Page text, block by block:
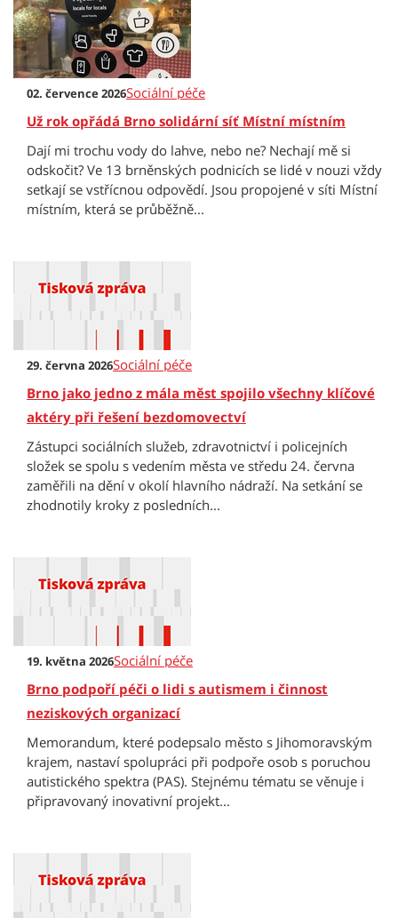
02. července 2026Sociální péče
Už rok opřádá Brno solidární síť Místní místním
Dají mi trochu vody do lahve, nebo ne? Nechají mě si
odskočit? Ve 13 brněnských podnicích se lidé v nouzi vždy
setkají se vstřícnou odpovědí. Jsou propojené v síti Místní
místním, která se průběžně...
29. června 2026Sociální péče
Brno jako jedno z mála měst spojilo všechny klíčové
aktéry při řešení bezdomovectví
Zástupci sociálních služeb, zdravotnictví i policejních
složek se spolu s vedením města ve středu 24. června
zaměřili na dění v okolí hlavního nádraží. Na setkání se
zhodnotily kroky z posledních...
19. května 2026Sociální péče
Brno podpoří péči o lidi s autismem i činnost
neziskových organizací
Memorandum, které podepsalo město s Jihomoravským
krajem, nastaví spolupráci při podpoře osob s poruchou
autistického spektra (PAS). Stejnému tématu se věnuje i
připravovaný inovativní projekt...